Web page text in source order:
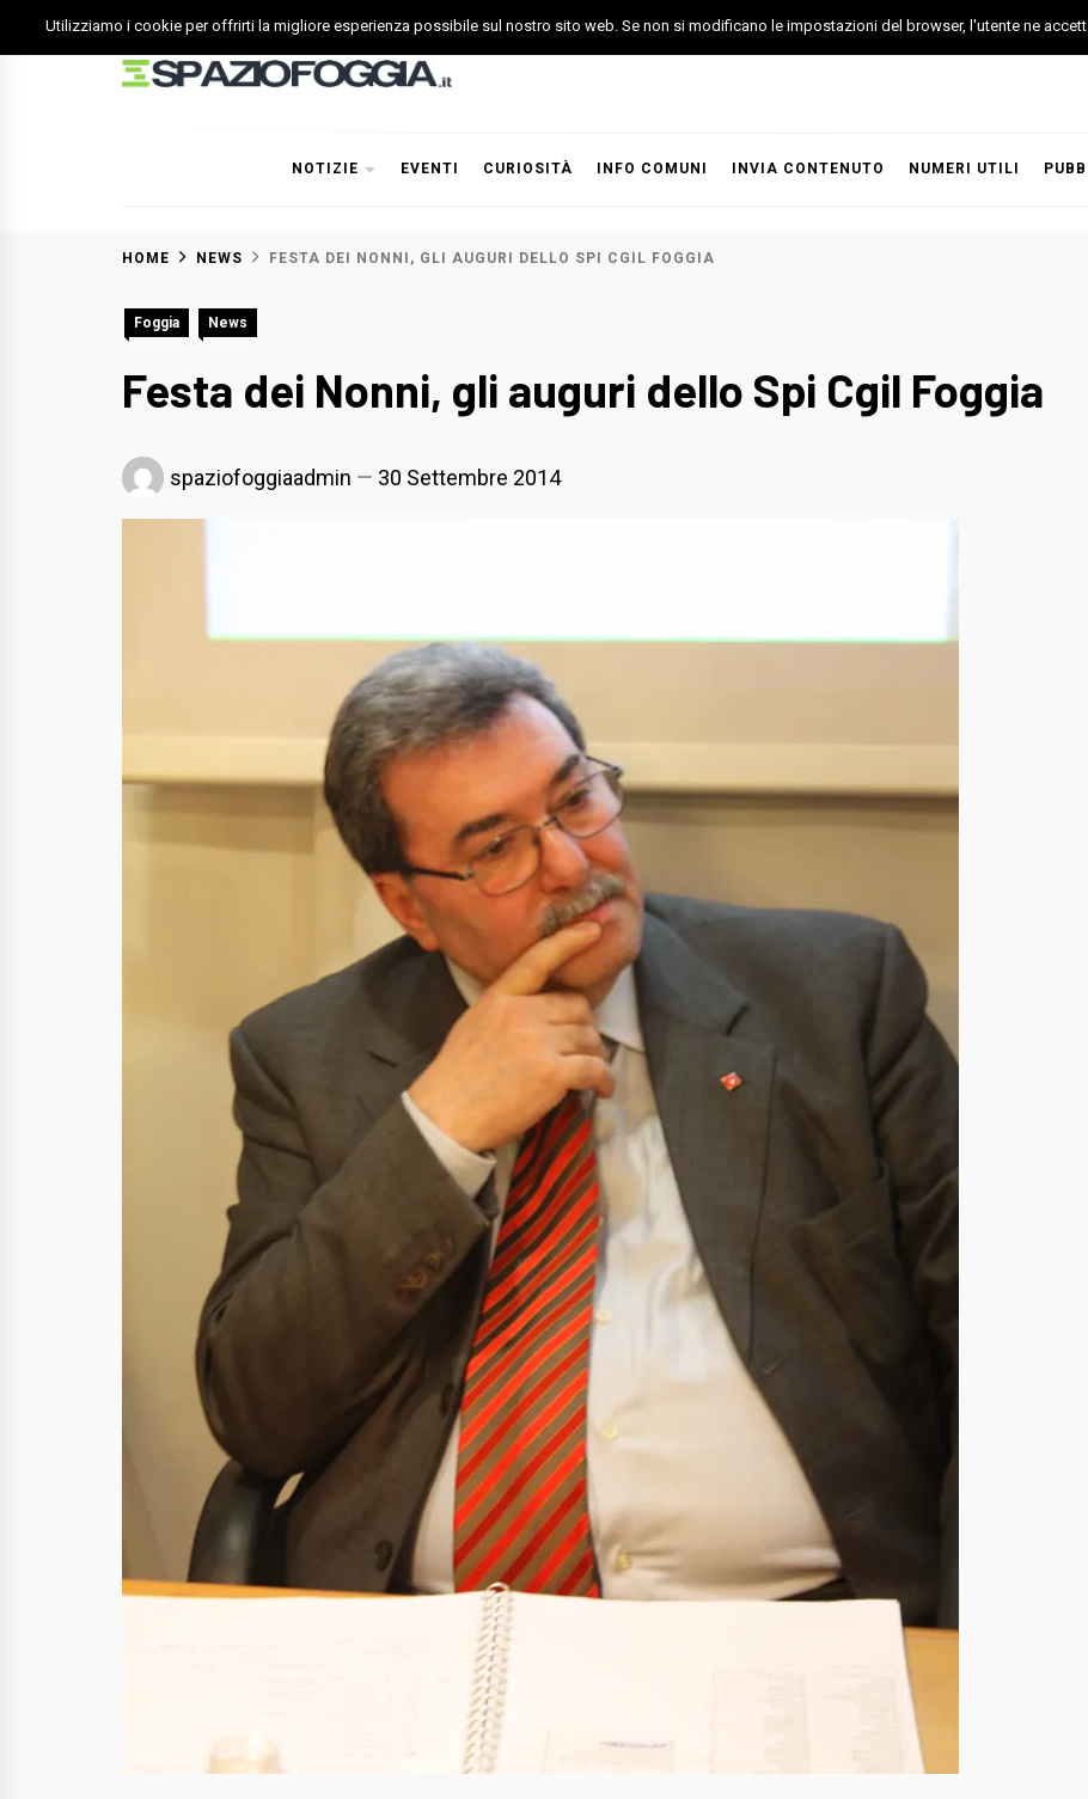
to
NOTIZIE EVENTI CURIOSITÀ INFO COMUNI INVIA CONTENUTO NUMERI UTILI
HOME NEWS FESTA DEI NONNI, GLI AUGURI DELLO SPI CGIL FOGGIA
Foggia News
Festa dei Nonni, gli auguri dello Spi Cgil Foggia
spaziofoggiaadmin 30 Settembre 2014
Utilizziamo i cookie per offrirti la migliore esperienza possibile sul nostro sito web. Se non si modificano le impostazioni del browser, l'utente ne